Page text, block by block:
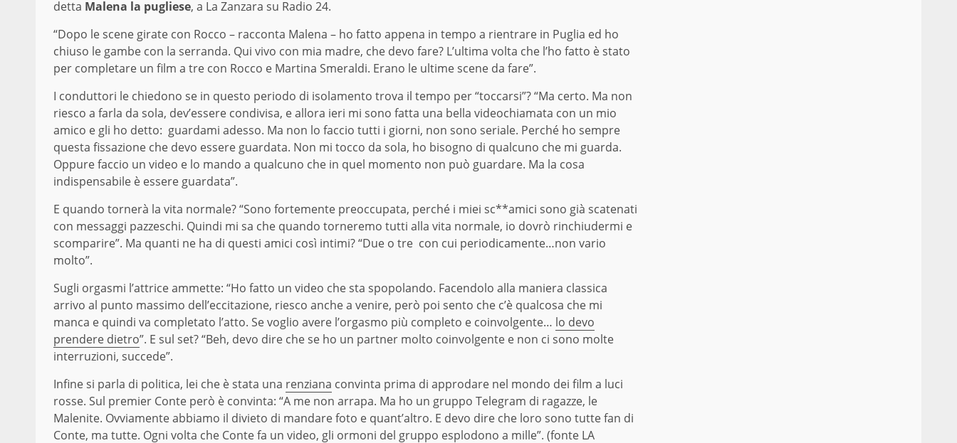
detta Malena la pugliese, a La Zanzara su Radio 24.
“Dopo le scene girate con Rocco – racconta Malena – ho fatto appena in tempo a rientrare in Puglia ed ho
chiuso le gambe con la serranda. Qui vivo con mia madre, che devo fare? L’ultima volta che l’ho fatto è stato
per completare un film a tre con Rocco e Martina Smeraldi. Erano le ultime scene da fare”.
I conduttori le chiedono se in questo periodo di isolamento trova il tempo per “toccarsi”? “Ma certo. Ma non
riesco a farla da sola, dev’essere condivisa, e allora ieri mi sono fatta una bella videochiamata con un mio
amico e gli ho detto: guardami adesso. Ma non lo faccio tutti i giorni, non sono seriale. Perché ho sempre
questa fissazione che devo essere guardata. Non mi tocco da sola, ho bisogno di qualcuno che mi guarda.
Oppure faccio un video e lo mando a qualcuno che in quel momento non può guardare. Ma la cosa
indispensabile è essere guardata”.
E quando tornerà la vita normale? “Sono fortemente preoccupata, perché i miei sc**amici sono già scatenati
con messaggi pazzeschi. Quindi mi sa che quando torneremo tutti alla vita normale, io dovrò rinchiudermi e
scomparire”. Ma quanti ne ha di questi amici così intimi? “Due o tre con cui periodicamente…non vario
molto”.
Sugli orgasmi l’attrice ammette: “Ho fatto un video che sta spopolando. Facendolo alla maniera classica
arrivo al punto massimo dell’eccitazione, riesco anche a venire, però poi sento che c’è qualcosa che mi
manca e quindi va completato l’atto. Se voglio avere l’orgasmo più completo e coinvolgente… lo devo
prendere dietro”. E sul set? “Beh, devo dire che se ho un partner molto coinvolgente e non ci sono molte
interruzioni, succede”.
Infine si parla di politica, lei che è stata una renziana convinta prima di approdare nel mondo dei film a luci
rosse. Sul premier Conte però è convinta: “A me non arrapa. Ma ho un gruppo Telegram di ragazze, le
Malenite. Ovviamente abbiamo il divieto di mandare foto e quant’altro. E devo dire che loro sono tutte fan di
Conte, ma tutte. Ogni volta che Conte fa un video, gli ormoni del gruppo esplodono a mille”. (fonte LA